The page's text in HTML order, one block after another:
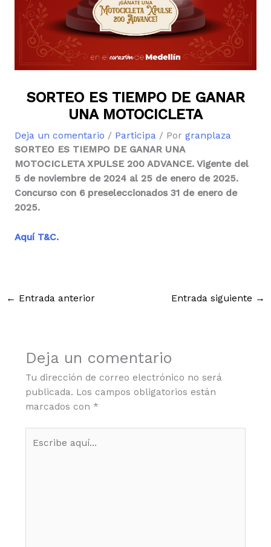
SORTEO ES TIEMPO DE GANAR
UNA MOTOCICLETA
Deja un comentario / Participa/ Por granplaza
SORTEO ES TIEMPO DE GANAR UNA
MOTOCICLETA XPULSE 200 ADVANCE. Vigente del
5 de noviembre de 2024 al 25 de enero de 2025.
Concurso con 6 preseleccionados 31 de enero de
2025.
Aquí T&C.
← Entrada anterior Entrada siguiente →
Deja un comentario
Tu dirección de correo electrónico no será
publicada. Los campos obligatorios están
marcados con *
aquí...